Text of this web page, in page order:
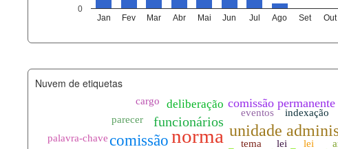
Jan Fev Mar Abr Mai Jun Jul Ago Set Out
0
agenda_eventos.xml
comissoes_permanentes_votacoes.xml
documento_andamento.xml
Nuvem de etiquetas